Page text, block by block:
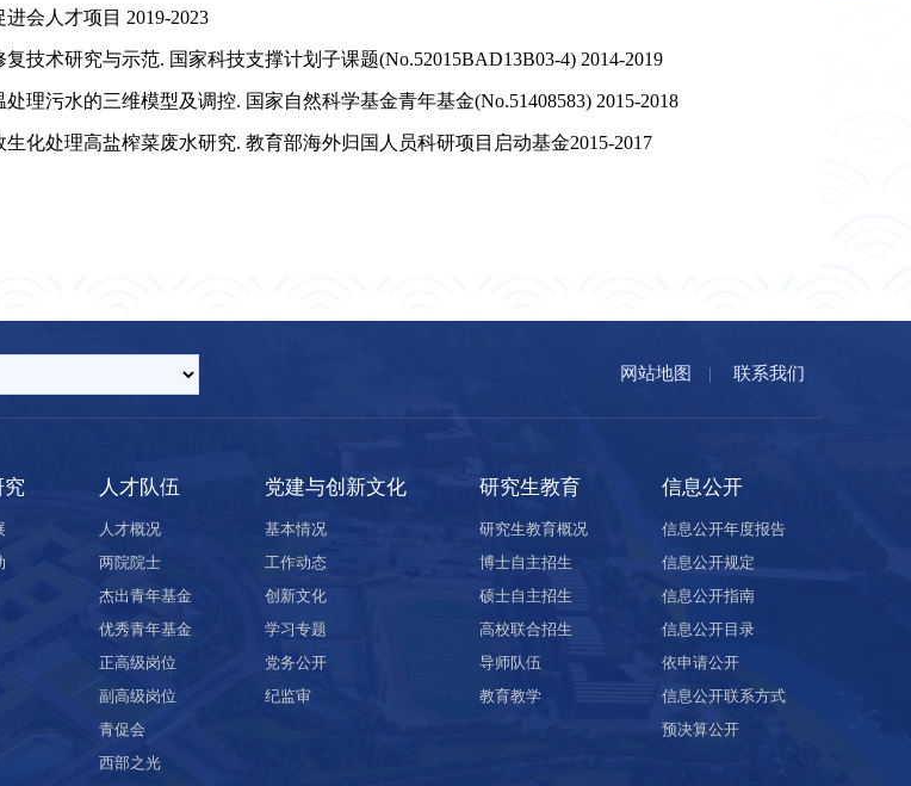
人才项目 2019-2023
研究与示范. 国家科技支撑计划子课题(No.52015BAD13B03-4) 2014-2019
水的三维模型及调控. 国家自然科学基金青年基金(No.51408583) 2015-2018
处理高盐榨菜废水研究. 教育部海外归国人员科研项目启动基金2015-2017
网站地图 | 联系我们
究 人才队伍
人才概况
两院院士
杰出青年基金
优秀青年基金
正高级岗位
副高级岗位
青促会
西部之光
党建与创新文化
基本情况
工作动态
创新文化
学习专题
党务公开
纪监审
研究生教育
研究生教育概况
博士自主招生
硕士自主招生
高校联合招生
导师队伍
教育教学
信息公开
信息公开年度报告
信息公开规定
信息公开指南
信息公开目录
依申请公开
信息公开联系方式
预决算公开